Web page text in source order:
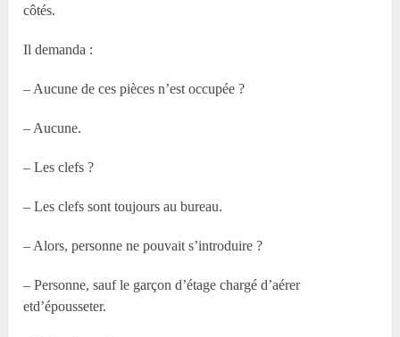
côtés.
Il demanda :
– Aucune de ces pièces n’est occupée ?
– Aucune.
– Les clefs ?
– Les clefs sont toujours au bureau.
– Alors, personne ne pouvait s’introduire ?
– Personne, sauf le garçon d’étage chargé d’aérer
etd’épousseter.